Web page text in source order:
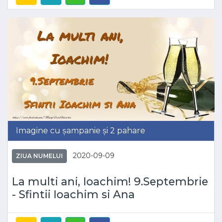
Imagine cu șampanie și 2 pahare
ZIUA NUMELUI 2020-09-09
La multi ani, Ioachim! 9.Septembrie
- Sfintii Ioachim si Ana